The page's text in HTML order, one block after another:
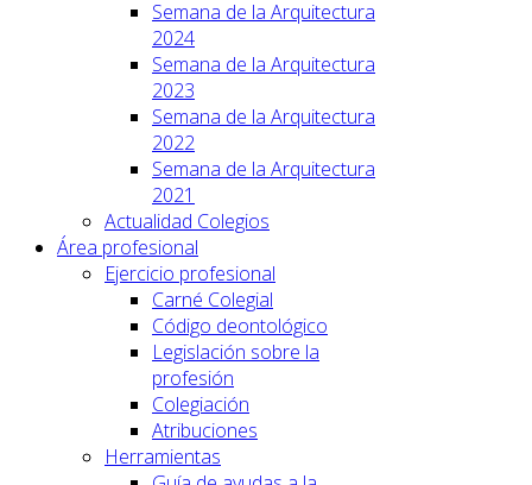
Semana de la Arquitectura
2024
Semana de la Arquitectura
2023
Semana de la Arquitectura
2022
Semana de la Arquitectura
2021
Actualidad Colegios
Área profesional
Ejercicio profesional
Carné Colegial
Código deontológico
Legislación sobre la
profesión
Colegiación
Atribuciones
Herramientas